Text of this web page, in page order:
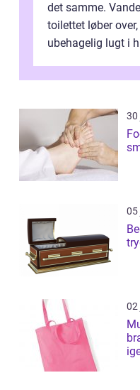
det samme.
toilettet løber
ubehagelig lugt i
30
05
02